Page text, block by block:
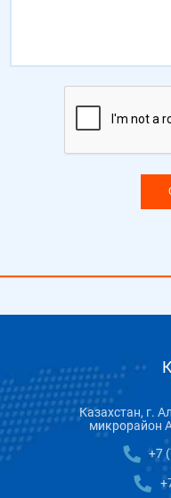
Казахстан, г.
микрорайон
+7